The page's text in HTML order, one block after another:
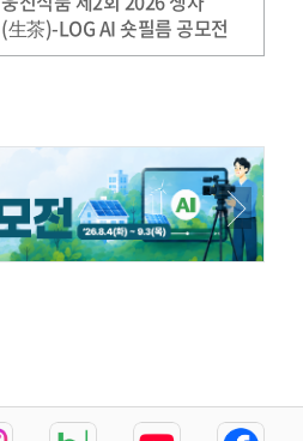
(生茶)-LOG AI 숏필름 공모전